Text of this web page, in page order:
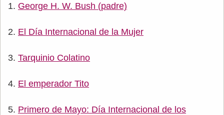
George H. W. Bush (padre)
El Día Internacional de la Mujer
Tarquinio Colatino
El emperador Tito
Primero de Mayo: Día Internacional de los